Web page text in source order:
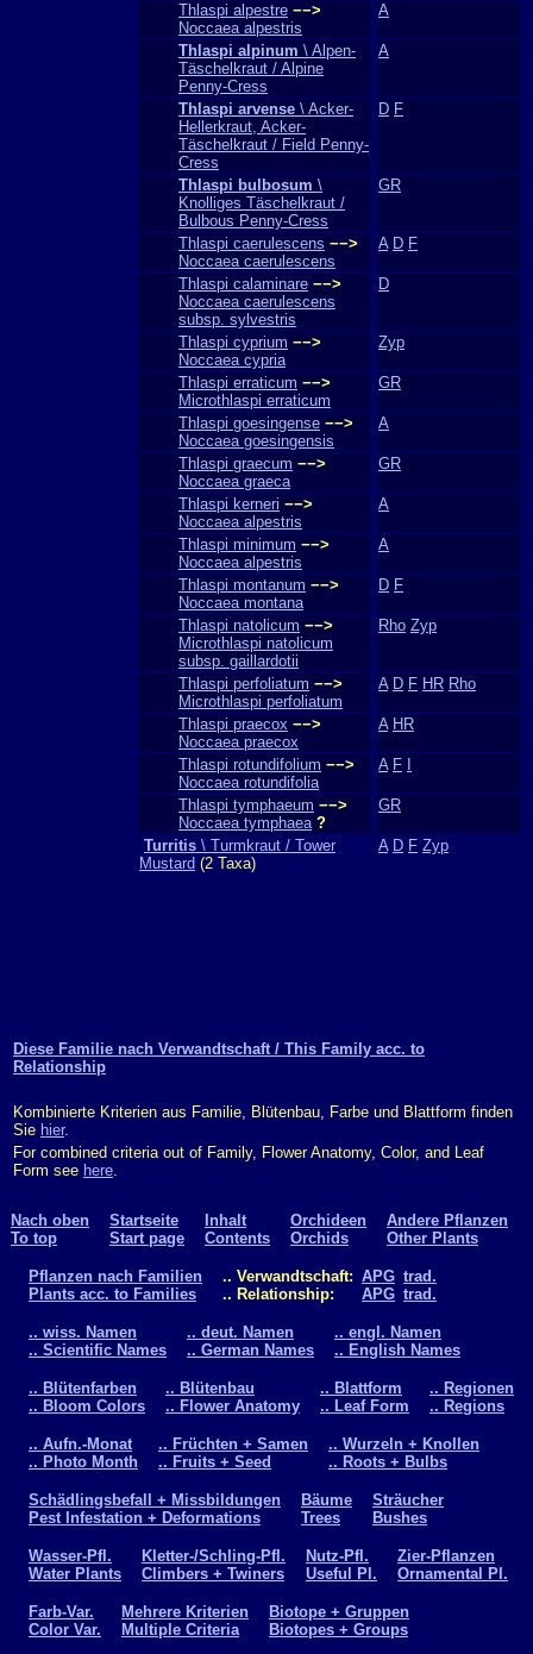
Thlaspi alpestre −−>
Noccaea alpestris
A
Thlaspi alpinum \ Alpen-
Täschelkraut / Alpine
Penny-Cress
A
Thlaspi arvense \ Acker-
Hellerkraut, Acker-
Täschelkraut / Field Penny-
Cress
D F
Thlaspi bulbosum \
Knolliges Täschelkraut /
Bulbous Penny-Cress
GR
Thlaspi caerulescens −−>
Noccaea caerulescens
A D F
Thlaspi calaminare −−>
Noccaea caerulescens
subsp. sylvestris
D
Thlaspi cyprium −−>
Noccaea cypria
Zyp
Thlaspi erraticum −−>
Microthlaspi erraticum
GR
Thlaspi goesingense −−>
Noccaea goesingensis
A
Thlaspi graecum −−>
Noccaea graeca
GR
Thlaspi kerneri −−>
Noccaea alpestris
A
Thlaspi minimum −−>
Noccaea alpestris
A
Thlaspi montanum −−>
Noccaea montana
D F
Thlaspi natolicum −−>
Microthlaspi natolicum
subsp. gaillardotii
Rho Zyp
Thlaspi perfoliatum −−>
Microthlaspi perfoliatum
A D F HR Rho
Thlaspi praecox −−>
Noccaea praecox
A HR
Thlaspi rotundifolium −−>
Noccaea rotundifolia
A F
Thlaspi tymphaeum −−>
Noccaea tymphaea ?
GR
Turritis \ Turmkraut / Tower
Mustard (2 Taxa)
A D F Zyp
Diese Familie nach Verwandtschaft / This Family acc. to
Relationship
Kombinierte Kriterien aus Familie, Blütenbau, Farbe und Blattform finden
Sie hier.
For combined criteria out of Family, Flower Anatomy, Color, and Leaf
Form see here.
Nach oben
To top
Startseite
Start page
Inhalt
Contents
Orchideen
Orchids
Andere Pflanzen
Other Plants
Pflanzen nach Familien
Plants acc. to Families
.. Verwandtschaft:
.. Relationship:
APG
APG
trad.
trad.
.. wiss. Namen
.. Scientific Names
.. deut. Namen
.. German Names
.. engl. Namen
.. English Names
.. Blütenfarben
.. Bloom Colors
.. Blütenbau
.. Flower Anatomy
.. Blattform
.. Leaf Form
.. Regionen
.. Regions
.. Aufn.-Monat
.. Photo Month
.. Früchten + Samen
.. Fruits + Seed
.. Wurzeln + Knollen
.. Roots + Bulbs
Schädlingsbefall + Missbildungen
Pest Infestation + Deformations
Bäume
Trees
Sträucher
Bushes
Wasser-Pfl.
Water Plants
Kletter-/Schling-Pfl.
Climbers + Twiners
Nutz-Pfl.
Useful Pl.
Zier-Pflanzen
Ornamental Pl.
Farb-Var.
Color Var.
Mehrere Kriterien
Multiple Criteria
Biotope + Gruppen
Biotopes + Groups